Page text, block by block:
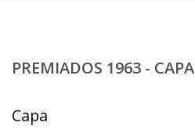
PREMIADOS 1963 - CAPA
Capa